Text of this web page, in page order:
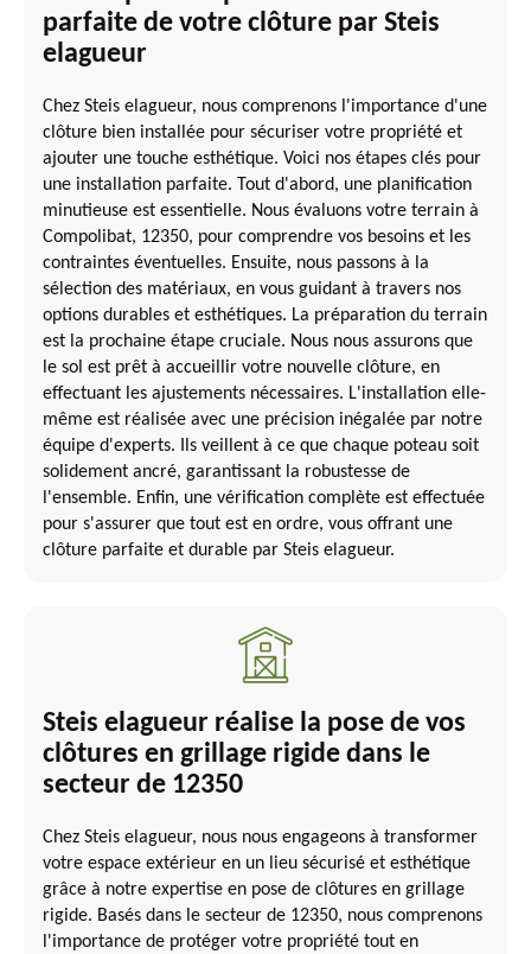
parfaite de votre clôture par Steis
elagueur
Chez Steis elagueur, nous comprenons l'importance d'une
clôture bien installée pour sécuriser votre propriété et
ajouter une touche esthétique. Voici nos étapes clés pour
une installation parfaite. Tout d'abord, une planification
minutieuse est essentielle. Nous évaluons votre terrain à
Compolibat, 12350, pour comprendre vos besoins et les
contraintes éventuelles. Ensuite, nous passons à la
sélection des matériaux, en vous guidant à travers nos
options durables et esthétiques. La préparation du terrain
est la prochaine étape cruciale. Nous nous assurons que
le sol est prêt à accueillir votre nouvelle clôture, en
effectuant les ajustements nécessaires. L'installation elle-
même est réalisée avec une précision inégalée par notre
équipe d'experts. Ils veillent à ce que chaque poteau soit
solidement ancré, garantissant la robustesse de
l'ensemble. Enfin, une vérification complète est effectuée
pour s'assurer que tout est en ordre, vous offrant une
clôture parfaite et durable par Steis elagueur.
Steis elagueur réalise la pose de vos
clôtures en grillage rigide dans le
secteur de 12350
Chez Steis elagueur, nous nous engageons à transformer
votre espace extérieur en un lieu sécurisé et esthétique
grâce à notre expertise en pose de clôtures en grillage
rigide. Basés dans le secteur de 12350, nous comprenons
l'importance de protéger votre propriété tout en